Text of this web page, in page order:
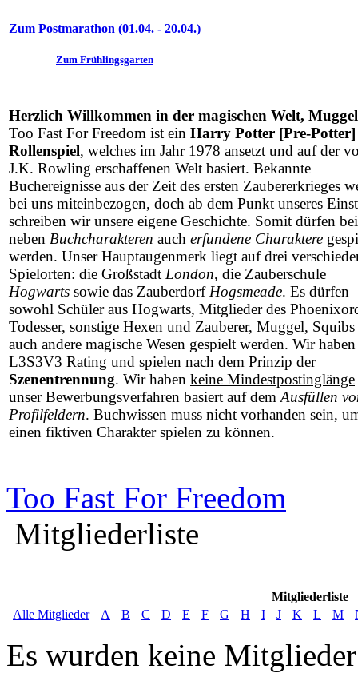
Zum Postmarathon (01.04. - 20.04.)
Zum Frühlingsgarten
Herzlich Willkommen in der magischen Welt, Muggel
Too Fast For Freedom ist ein Harry Potter [Pre-Potter]
Rollenspiel, welches im Jahr 1978 ansetzt und auf der
J.K. Rowling erschaffenen Welt basiert. Bekannte
Buchereignisse aus der Zeit des ersten Zaubererkrieges
bei uns miteinbezogen, doch ab dem Punkt unseres
schreiben wir unsere eigene Geschichte. Somit dürfen
neben Buchcharakteren auch erfundene Charaktere
werden. Unser Hauptaugenmerk liegt auf drei
Spielorten: die Großstadt London, die Zauberschule
Hogwarts sowie das Zauberdorf Hogsmeade. Es dürfen
sowohl Schüler aus Hogwarts, Mitglieder des
Todesser, sonstige Hexen und Zauberer, Muggel, Squibs
auch andere magische Wesen gespielt werden. Wir
L3S3V3 Rating und spielen nach dem Prinzip der
Szenentrennung. Wir haben keine Mindestpostinglänge
unser Bewerbungsverfahren basiert auf dem Ausfüllen
Profilfeldern. Buchwissen muss nicht vorhanden sein,
einen fiktiven Charakter spielen zu können.
Too Fast For Freedom
Mitgliederliste
Mitgliederliste
Alle Mitglieder
A B C D E F G H I J K L M
Es wurden keine